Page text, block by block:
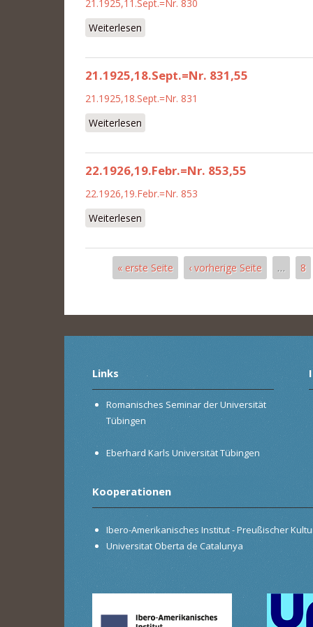
21.1925,11.Sept.=Nr. 830
Weiterlesen
21.1925,18.Sept.=Nr. 831,55
21.1925,18.Sept.=Nr. 831
Weiterlesen
22.1926,19.Febr.=Nr. 853,55
22.1926,19.Febr.=Nr. 853
Weiterlesen
Seiten« erste Seite ‹ vorherige Seite … 8
Links
Romanisches Seminar der Universität
Tübingen
Eberhard Karls Universität Tübingen
Kooperationen
Ibero-Amerikanisches Institut - Preußischer
Universitat Oberta de Catalunya